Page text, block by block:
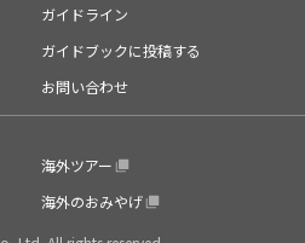
ガイドライン
ガイドブックに投稿する
お問い合わせ
海外ツアー
海外のおみやげ